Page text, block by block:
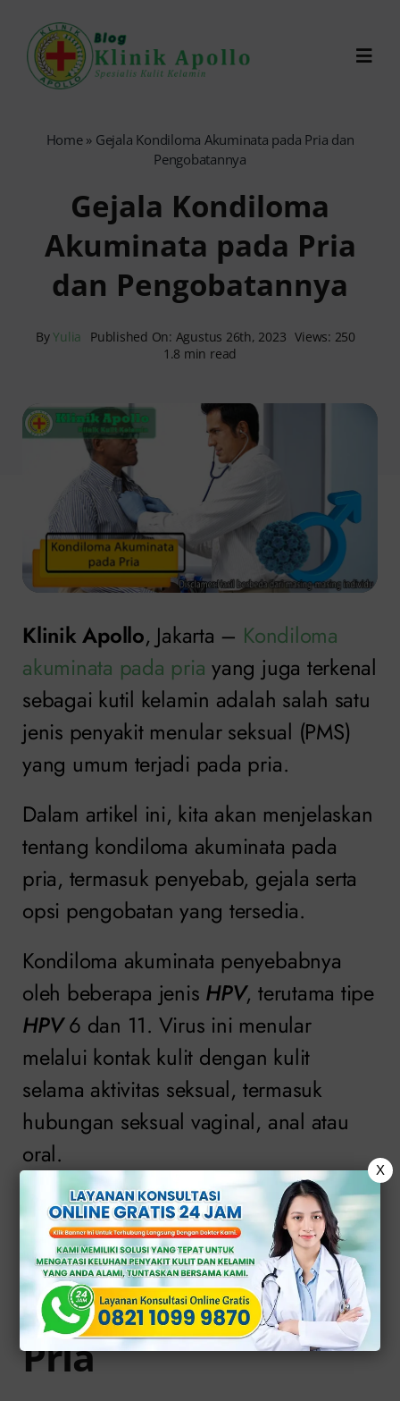
content
Reservasi Online
Search
Home» Gejala Kondiloma Akuminata pada Pria dan
Pengobatannya
Gejala Kondiloma
Akuminata pada Pria
dan Pengobatannya
ByYulia Published On: Agustus 26th, 2023 Views: 250
1.8 min read
Klinik Apollo, Jakarta – Kondiloma
akuminata pada pria yang juga terkenal
sebagai kutil kelamin adalah salah satu
jenis penyakit menular seksual (PMS)
yang umum terjadi pada pria.
Dalam artikel ini, kita akan menjelaskan
tentang kondiloma akuminata pada
pria, termasuk penyebab, gejala serta
opsi pengobatan yang tersedia.
Kondiloma akuminata penyebabnya
oleh beberapa jenis HPV, terutama tipe
HPV6 dan 11. Virus ini menular
melalui kontak kulit dengan kulit
selama aktivitas seksual, termasuk
hubungan seksual vaginal, anal atau
oral.
>>KONSULTASI ONLINE GRATIS DI SINI<<
Gejala Kondiloma
Akuminata pada
Pria
X